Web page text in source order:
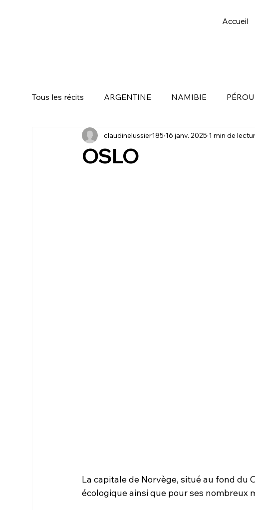
Accueil
Tous les récits ARGENTINE NAMIBIE PÉROU
KUALA LUMPUR ( MALAISIE ) SINGAPOUR
OSLO
claudinelussier185 16 janv. 2025 1 min de
La capitale de Norvège, situé au fond
écologique ainsi que pour ses nombreux